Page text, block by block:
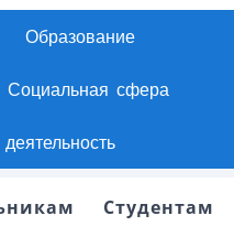
Образование
Социальная сфера
Студентам